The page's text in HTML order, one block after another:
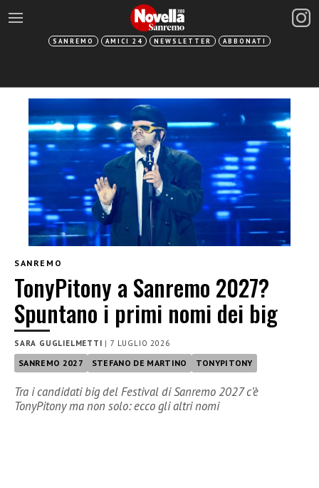
SANREMO AMICI 24 NEWSLETTER ABBONATI
SANREMO
TonyPitony a Sanremo 2027?
Spuntano i primi nomi dei big
SARA GUGLIELMETTI |7 LUGLIO 2026
SANREMO 2027 STEFANO DE MARTINO TONYPITONY
Tra i candidati big del Festival di Sanremo 2027 c’è
TonyPitony ma non solo: ecco gli altri nomi